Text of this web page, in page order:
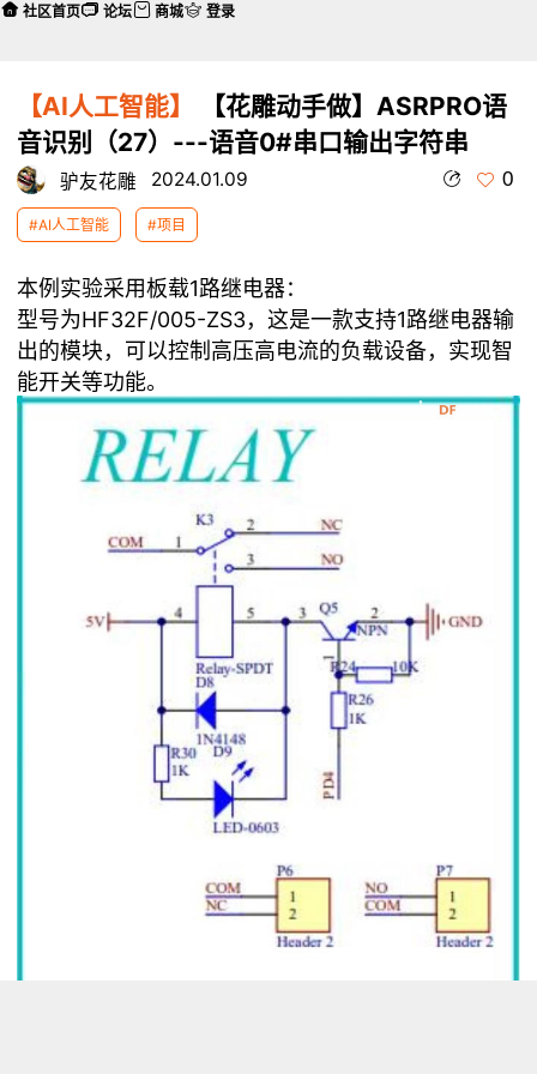
【AI人工智能】
【花雕动手做】ASRPRO语
音识别（27）---语音0#串口输出字符串
驴友花雕 2024.01.09 0
#AI人工智能 #项目
本例实验采用板载1路继电器：
型号为HF32F/005-ZS3，这是一款支持1路继电器输
出的模块，可以控制高压高电流的负载设备，实现智
能开关等功能。
社区首页 论坛 商城 登录